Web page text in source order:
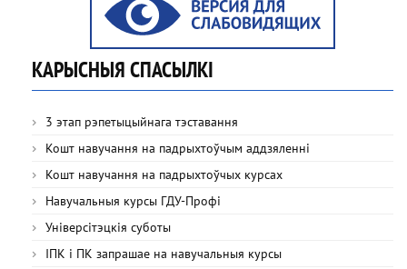
КАРЫСНЫЯ СПАСЫЛКІ
3 этап рэпетыцыйнага тэставання
Кошт навучання на падрыхтоўчым аддзяленні
Кошт навучання на падрыхтоўчых курсах
Навучальныя курсы ГДУ-Профі
Універсітэцкія суботы
ІПК і ПК запрашае на навучальныя курсы